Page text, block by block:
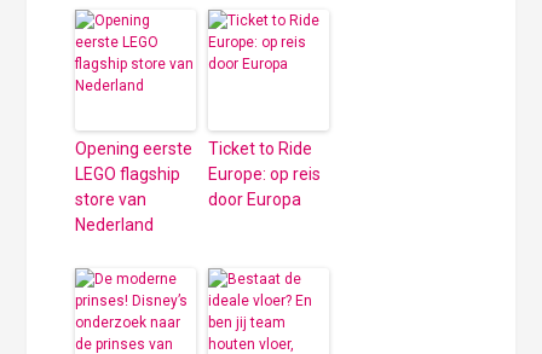
Opening eerste
LEGO flagship
store van
Nederland
Ticket to Ride
Europe: op reis
door Europa